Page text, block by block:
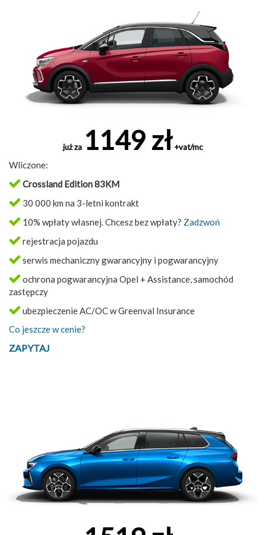
już za 1149 zł +vat/mc
Wliczone:
Crossland Edition 83KM
30 000 km na 3-letni kontrakt
10% wpłaty własnej. Chcesz bez wpłaty? Zadzwoń
rejestracja pojazdu
serwis mechaniczny gwarancyjny i pogwarancyjny
ochrona pogwarancyjna Opel + Assistance, samochód
zastępczy
ubezpieczenie AC/OC w Greenval Insurance
Co jeszcze w cenie?
ZAPYTAJ